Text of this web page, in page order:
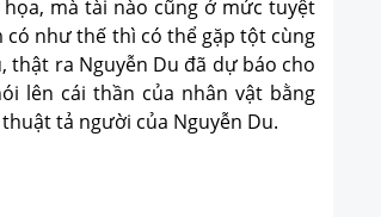
mà tài nào cũng ở mức tuyệt
có như thế thì có thể gặp tột cùng
thật ra Nguyễn Du đã dự báo cho
lên cái thần của nhân vật bằng
tả người của Nguyễn Du.